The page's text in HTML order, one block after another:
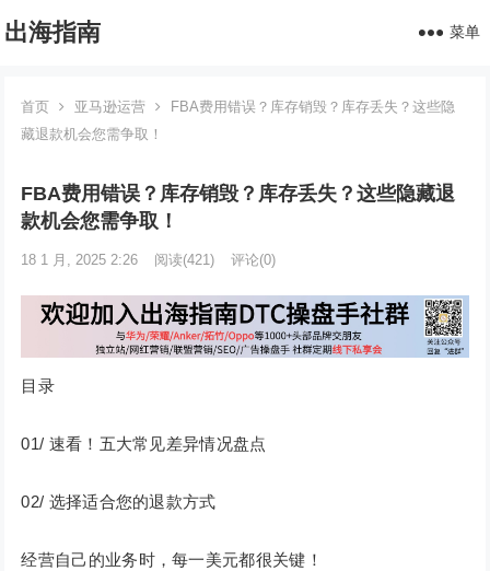
出海指南 菜单
首页 亚马逊运营
FBA费用错误？库存销毁？库存丢失？这些隐
藏退款机会您需争取！
FBA费用错误？库存销毁？库存丢失？这些隐藏退
款机会您需争取！
18 1 月, 2025 2:26 阅读(421) 评论(0)
目录
01/ 速看！五大常见差异情况盘点
02/ 选择适合您的退款方式
经营自己的业务时，每一美元都很关键！